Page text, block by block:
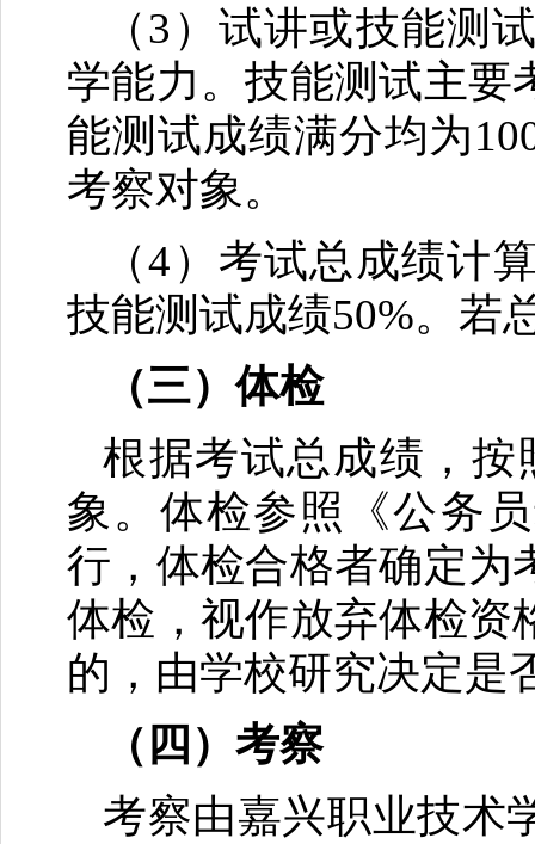
（3）试讲或技能测
学能力。技能测试主要
能测试成绩满分均为
考察对象。
（4）考试总成绩计
技能测试成绩50%。若
（三）体检
根据考试总成绩，按
象。体检参照《公务
行，体检合格者确定为
体检，视作放弃体检资
的，由学校研究决定是
（四）考察
考察由嘉兴职业技术